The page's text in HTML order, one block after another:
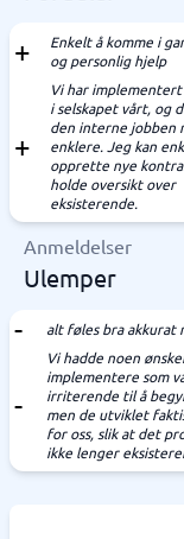
Enkelt å komme i
og personlig hjelp
Vi har implementert
i selskapet vårt, og
den interne jobben
enklere. Jeg kan
opprette nye
holde oversikt over
eksisterende.
Anmeldelser
Ulemper
alt føles bra akkurat
Vi hadde noen
implementere som
irriterende til å
men de utviklet
for oss, slik at det
ikke lenger